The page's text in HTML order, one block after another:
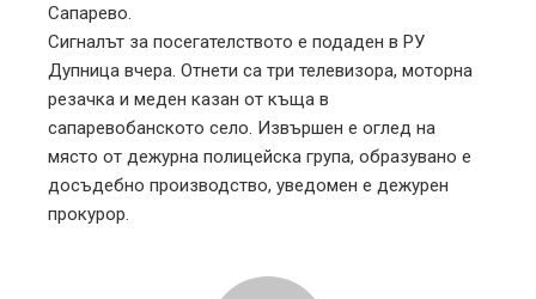
Сапарево.
Сигналът за посегателството е подаден в РУ
Дупница вчера. Отнети са три телевизора, моторна
резачка и меден казан от къща в
сапаревобанското село. Извършен е оглед на
място от дежурна полицейска група, образувано е
досъдебно производство, уведомен е дежурен
прокурор.